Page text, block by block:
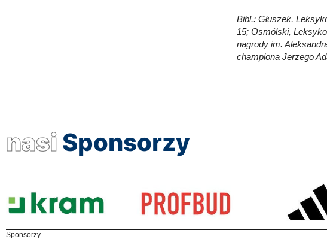
Bibl.: Głuszek,
15; Osmólski,
nagrody im.
championa Jerzego
nasi Sponsorzy
Sponsorzy